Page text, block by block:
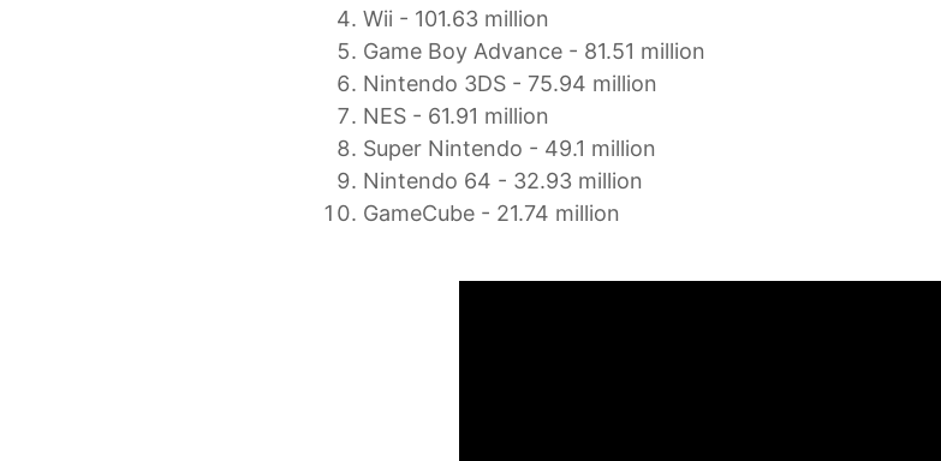
Wii - 101.63 million
Game Boy Advance - 81.51 million
Nintendo 3DS - 75.94 million
NES - 61.91 million
Super Nintendo - 49.1 million
Nintendo 64 - 32.93 million
GameCube - 21.74 million